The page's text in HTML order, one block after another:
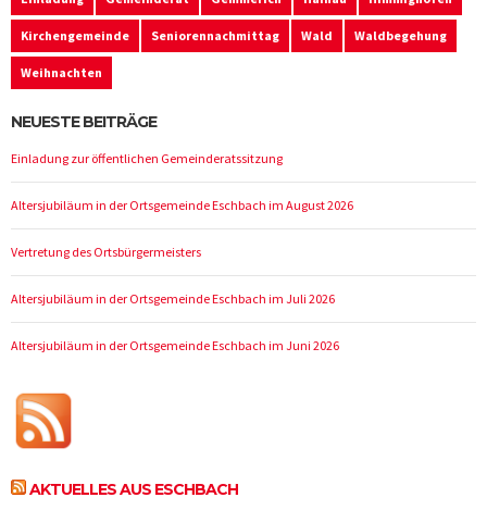
Kirchengemeinde Seniorennachmittag Wald Waldbegehung
Weihnachten
NEUESTE BEITRÄGE
Einladung zur öffentlichen Gemeinderatssitzung
Altersjubiläum in der Ortsgemeinde Eschbach im August 2026
Vertretung des Ortsbürgermeisters
Altersjubiläum in der Ortsgemeinde Eschbach im Juli 2026
Altersjubiläum in der Ortsgemeinde Eschbach im Juni 2026
AKTUELLES AUS ESCHBACH